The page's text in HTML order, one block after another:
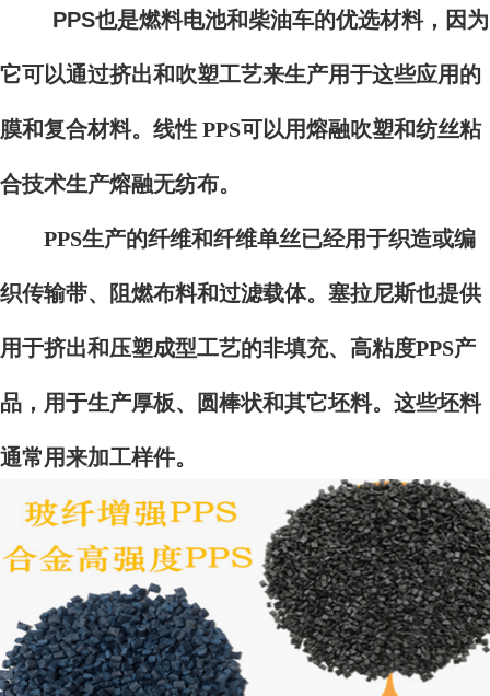
PPS也是燃料电池和柴油车的优选材料，因为
它可以通过挤出和吹塑工艺来生产用于这些应用的
膜和复合材料。 线性 PPS可以用熔融吹塑和纺丝粘
合技术生产熔融无纺布。
PPS生产的纤维和纤维单丝已经用于织造或编
织传输带、阻燃布料和过滤载体。塞拉尼斯也提供
用于挤出和压塑成型工艺的非填充、高粘度PPS产
品，用于生产厚板、圆棒状和其它坯料。这些坯料
通常用来加工样件。